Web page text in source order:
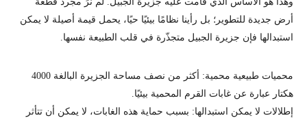
أرض جديدة للتطوير؛ بل رأينا نظامًا بيئيًا حيًا، يحمل قيمة أصيلة لا يمكن
استبدالها فإن جزيرة الجبيل متجذّرة في قلب الطبيعة نفسها.
محميات طبيعية محمية:
أكثر من نصف مساحة الجزيرة البالغة 4000
هكتار عبارة عن غابات القرم المحمية بيئيًا.
إطلالات لا يمكن استبدالها: بسبب حماية هذه الغابات، لا يمكن أن تتأثر